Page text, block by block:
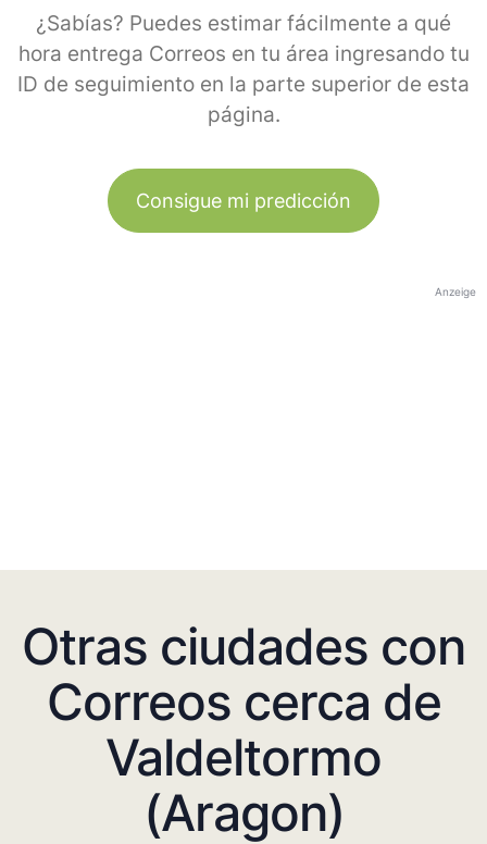
¿Sabías? Puedes estimar fácilmente a qué
hora entrega Correos en tu área ingresando tu
ID de seguimiento en la parte superior de esta
página.
Consigue mi predicción
Anzeige
Otras ciudades con
Correos cerca de
Valdeltormo
(Aragon)